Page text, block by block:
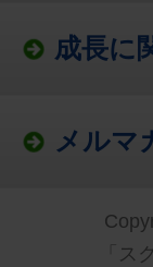
成長に
メルマ
「ス